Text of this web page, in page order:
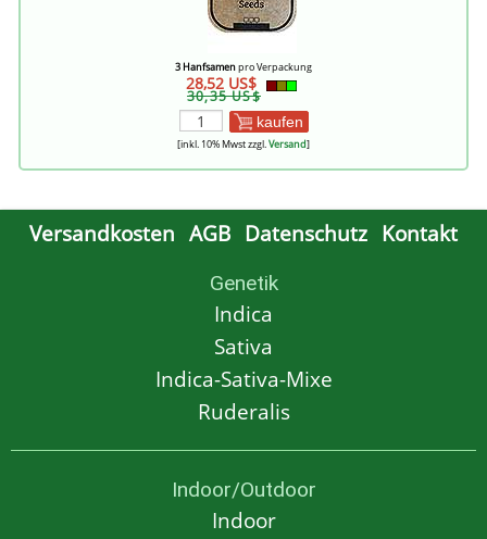
3 Hanfsamenpro Verpackung
28,52 US$
30,35 US$
kaufen
[inkl. 10% Mwst zzgl.Versand]
Versandkosten AGB Datenschutz Kontakt
Genetik
Indica
Sativa
Indica-Sativa-Mixe
Ruderalis
Indoor/Outdoor
Indoor